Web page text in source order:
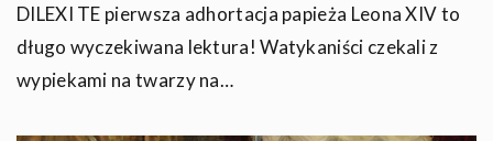
DILEXI TE pierwsza adhortacja papieża Leona XIV to
długo wyczekiwana lektura! Watykaniści czekali z
wypiekami na twarzy na…